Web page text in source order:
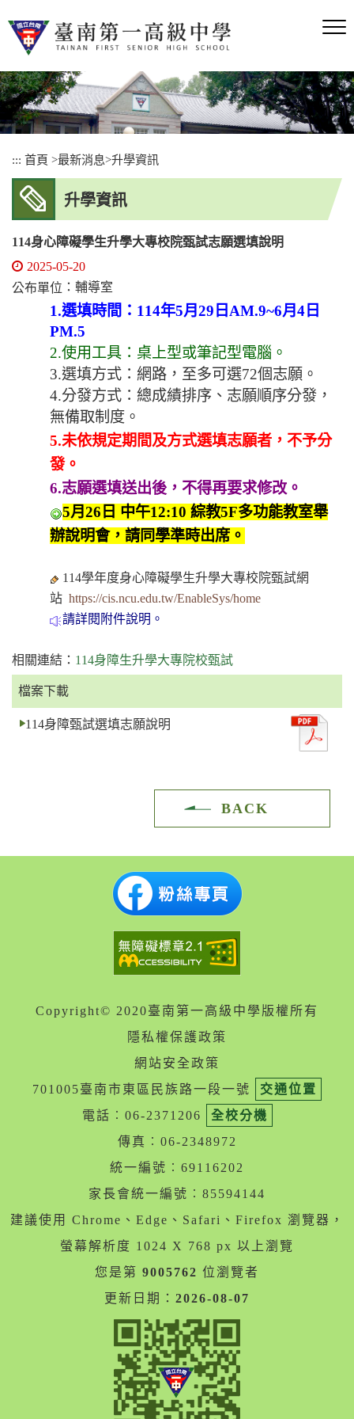
到
內
容
區
塊
::: 首頁 >最新消息>升學資訊
升學資訊
114身心障礙學生升學大專校院甄試志願選填說明
2025-05-20
公布單位 ：輔導室
1.選填時間：114年5月29日AM.9~6月4日
PM.5
2.使用工具：桌上型或筆記型電腦。
3.選填方式：網路，至多可選72個志願。
4.分發方式：總成績排序、志願順序分發，
無備取制度。
5.未依規定期間及方式選填志願者，不予分
發。
6.志願選填送出後，不得再要求修改。
5月26日 中午12:10 綜教5F多功能教室舉
辦說明會，請同學準時出席。
114學年度身心障礙學生升學大專校院甄試網
站 https://cis.ncu.edu.tw/EnableSys/home
請詳閱附件說明。
相關連結： 114身障生升學大專院校甄試
檔案下載
114身障甄試選填志願說明
BACK
Copyright© 2020臺南第一高級中學版權所有
隱私權保護政策
網站安全政策
701005臺南市東區民族路一段一號
交通位置
電話︰06-2371206
全校分機
傳真︰06-2348972
統一編號︰69116202
家長會統一編號︰85594144
建議使用 Chrome、Edge、Safari、Firefox 瀏覽器，
螢幕解析度 1024 X 768 px 以上瀏覽
您是第 9005762 位瀏覽者
更新日期： 2026-08-07